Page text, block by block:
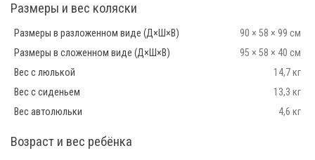
Размеры и вес коляски
Размеры в разложенном виде (Д×Ш×В)
90 × 58 × 99 см
Размеры в сложенном виде (Д×Ш×В)
95 × 58 × 40 см
Вес с люлькой
14,7 кг
Вес с сиденьем
13,3 кг
Вес автолюльки
4,6 кг
Возраст и вес ребёнка